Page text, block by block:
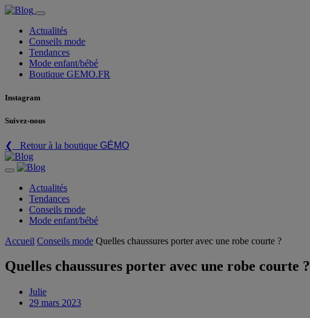
Actualités
Conseils mode
Tendances
Mode enfant/bébé
Boutique GEMO.FR
Instagram
Suivez-nous
❮ Retour à la boutique GÉMO
Actualités
Tendances
Conseils mode
Mode enfant/bébé
Accueil Conseils mode Quelles chaussures porter avec une robe courte ?
Quelles chaussures porter avec une robe courte ?
Julie
29 mars 2023